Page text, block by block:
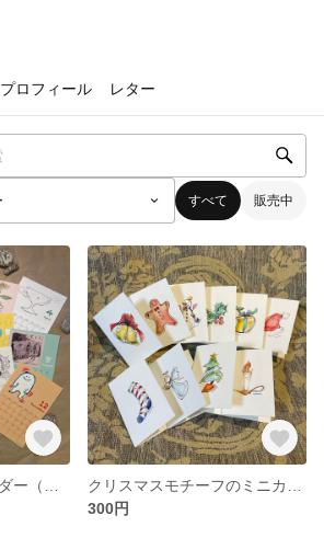
プロフィール レター
すべて 販売中
300円